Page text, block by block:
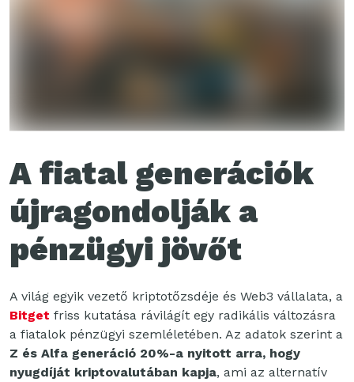
A fiatal generációk
újragondolják a
pénzügyi jövőt
A világ egyik vezető kriptotőzsdéje és Web3 vállalata, a
Bitget friss kutatása rávilágít egy radikális változásra
a fiatalok pénzügyi szemléletében. Az adatok szerint a
Z és Alfa generáció 20%-a nyitott arra, hogy
nyugdíját kriptovalutában kapja, ami az alternatív